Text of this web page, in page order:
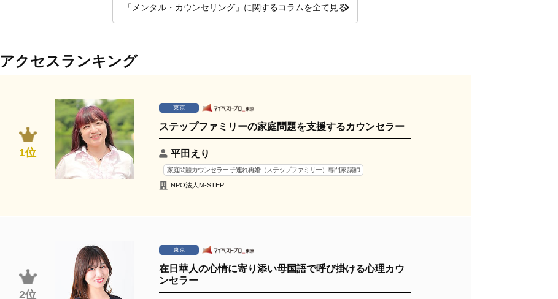
「メンタル・カウンセリング」に関するコラムを全て見る
アクセスランキング
1位
東京
ステップファミリーの家庭問題を支援するカウンセラー
平田えり
家庭問題カウンセラー 子連れ再婚（ステップファミリー）専門家 講師
NPO法人M-STEP
2位
東京
在日華人の心情に寄り添い母国語で呼び掛ける心理カウ
ンセラー